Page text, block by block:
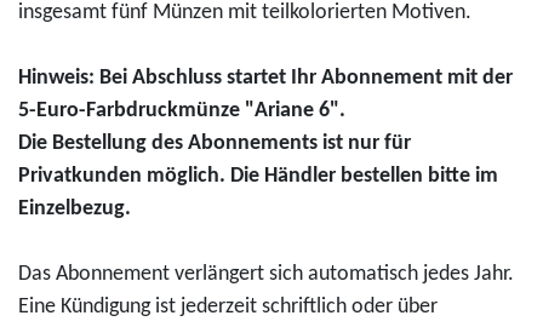
insgesamt fünf Münzen mit teilkolorierten Motiven.
Hinweis: Bei Abschluss startet Ihr Abonnement mit der
5-Euro-Farbdruckmünze "Ariane 6".
Die Bestellung des Abonnements ist nur für
Privatkunden möglich. Die Händler bestellen bitte im
Einzelbezug.
Das Abonnement verlängert sich automatisch jedes Jahr.
Eine Kündigung ist jederzeit schriftlich oder über